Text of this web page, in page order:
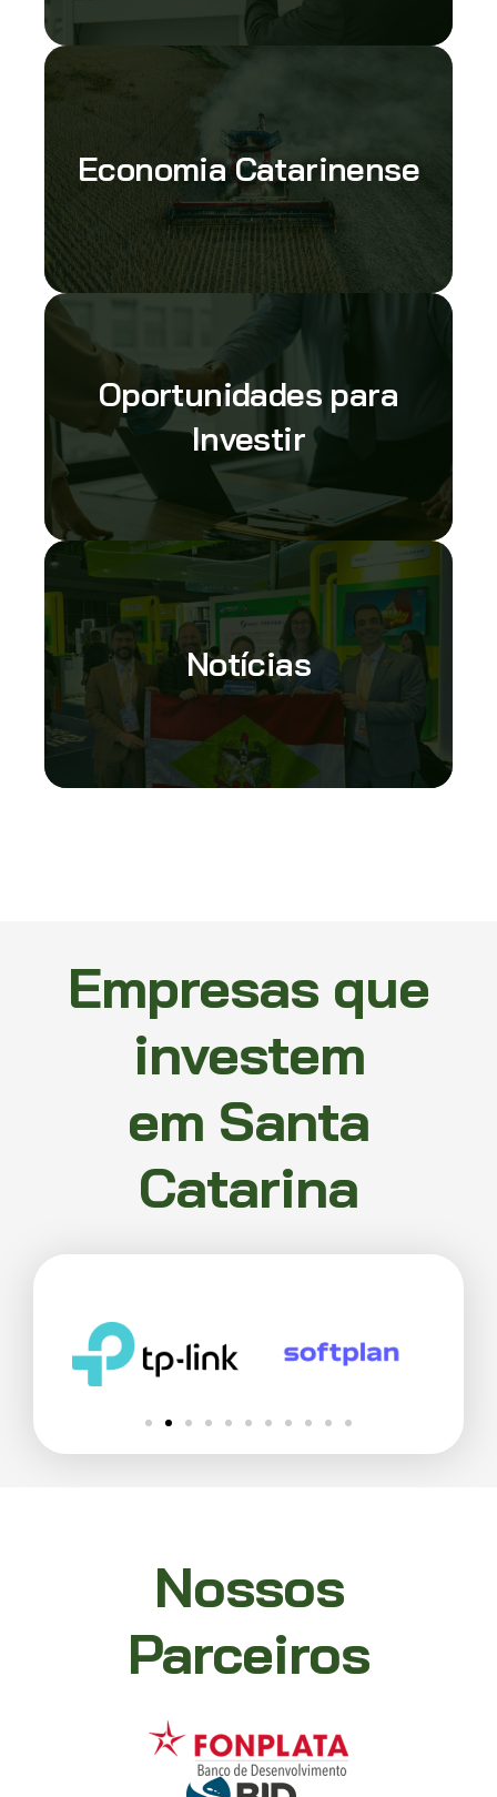
Economia Catarinense
Oportunidades para
Investir
Notícias
Empresas que
investem
em Santa
Catarina
Nossos
Parceiros